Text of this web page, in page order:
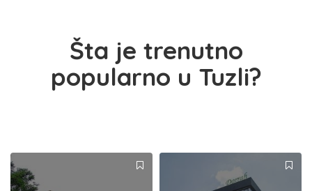
Šta je trenutno
popularno u Tuzli?